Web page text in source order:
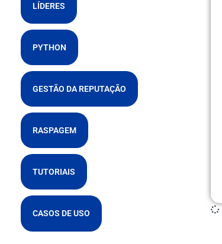
LÍDERES
PYTHON
GESTÃO DA REPUTAÇÃO
RASPAGEM
TUTORIAIS
CASOS DE USO